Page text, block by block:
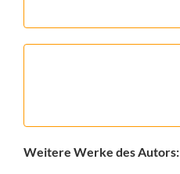
Weitere Werke des Autors: